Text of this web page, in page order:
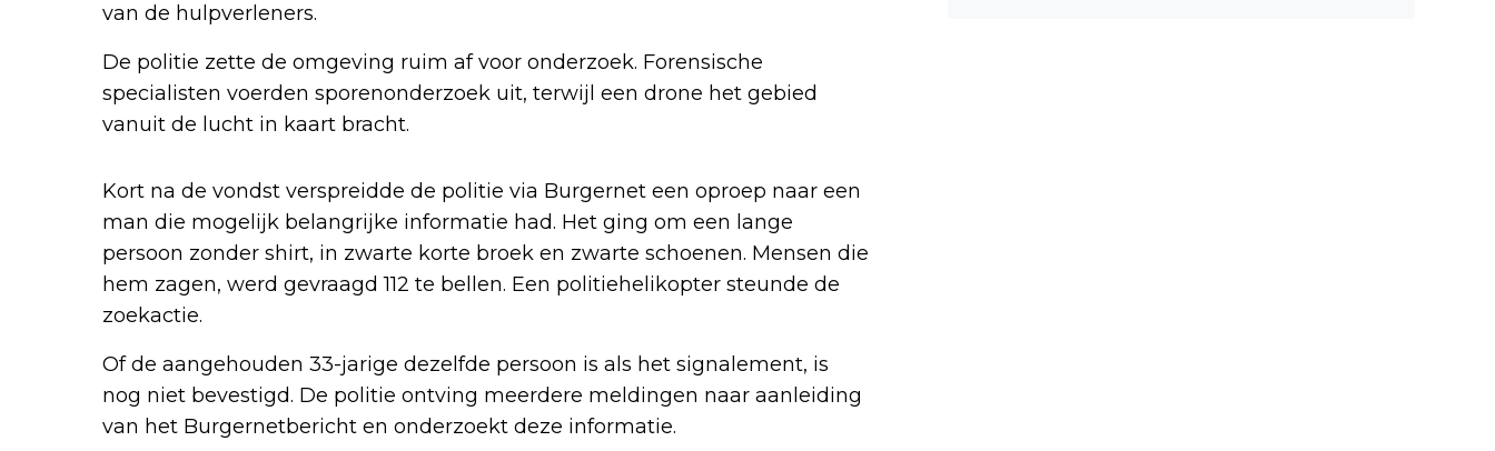
van de hulpverleners.
De politie zette de omgeving ruim af voor onderzoek. Forensische
specialisten voerden sporenonderzoek uit, terwijl een drone het gebied
vanuit de lucht in kaart bracht.
Kort na de vondst verspreidde de politie via Burgernet een oproep naar een
man die mogelijk belangrijke informatie had. Het ging om een lange
persoon zonder shirt, in zwarte korte broek en zwarte schoenen. Mensen die
hem zagen, werd gevraagd 112 te bellen. Een politiehelikopter steunde de
zoekactie.
Of de aangehouden 33-jarige dezelfde persoon is als het signalement, is
nog niet bevestigd. De politie ontving meerdere meldingen naar aanleiding
van het Burgernetbericht en onderzoekt deze informatie.